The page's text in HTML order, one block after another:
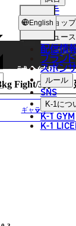
English
選手
ショップ
ニュース
配信情
ブランド
スポン
ルール
SNS
K-1につ
K-1 GYM
K-1
試合結果
Fight/3分3R・
ギャラリー